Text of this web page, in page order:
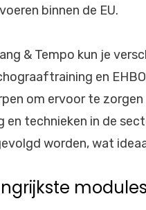
binnen de EU.
& Tempo kun je
en
om ervoor te
en technieken in de
worden, wat
modules